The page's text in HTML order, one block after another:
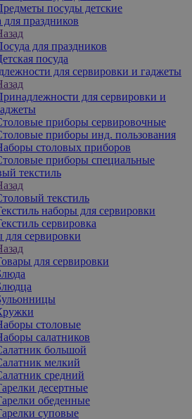
посуды детские
для праздников
для праздников
посуда
для сервировки и гаджеты
для сервировки и
приборы сервировочные
приборы инд. пользования
столовых приборов
приборы специальные
текстиль
текстиль
наборы для сервировки
сервировка
для сервировки
для сервировки
столовые
салатников
большой
мелкий
средний
десертные
обеденные
суповые